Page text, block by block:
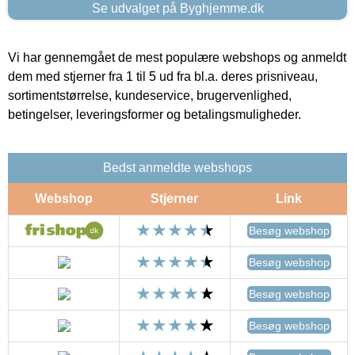
Se udvalget på Byghjemme.dk
Vi har gennemgået de mest populære webshops og anmeldt
dem med stjerner fra 1 til 5 ud fra bl.a. deres prisniveau,
sortimentstørrelse, kundeservice, brugervenlighed,
betingelser, leveringsformer og betalingsmuligheder.
Bedst anmeldte webshops
Webshop Stjerner Link
Besøg webshop
Besøg webshop
Besøg webshop
Besøg webshop